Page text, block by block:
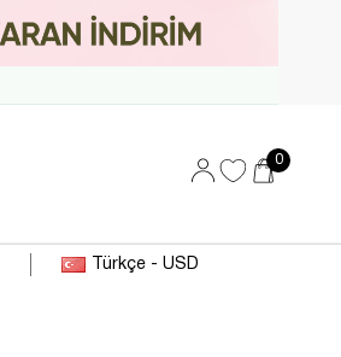
0
Türkçe - USD